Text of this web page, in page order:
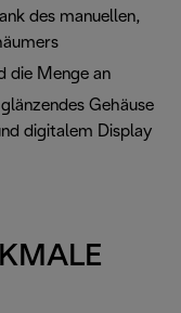
des manuellen,
die Menge an
Gehäuse
digitalem Display